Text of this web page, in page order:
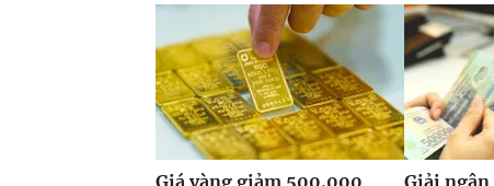
Giá vàng giảm 500.000
Giải